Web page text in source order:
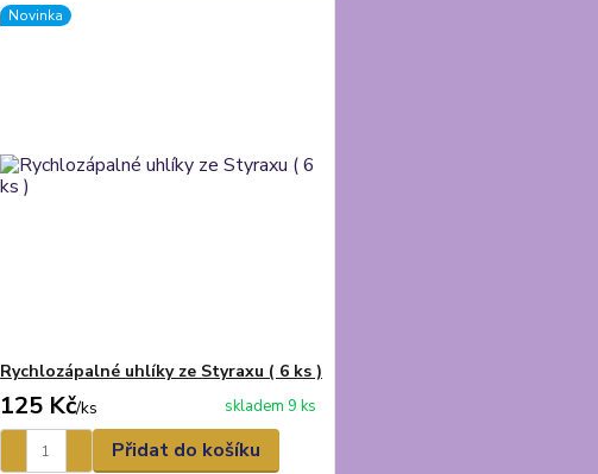
Novinka
Rychlozápalné uhlíky ze Styraxu ( 6 ks )
125 Kč/ks skladem 9 ks
Přidat do košíku